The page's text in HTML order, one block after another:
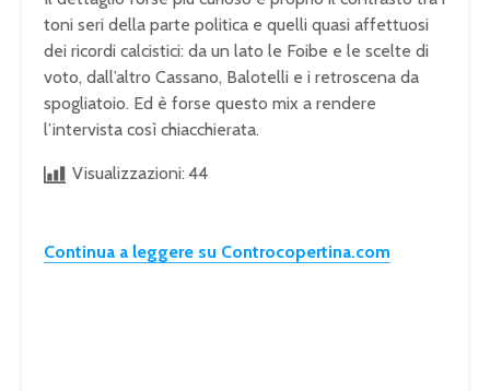
toni seri della parte politica e quelli quasi affettuosi
dei ricordi calcistici: da un lato le Foibe e le scelte di
voto, dall’altro Cassano, Balotelli e i retroscena da
spogliatoio. Ed è forse questo mix a rendere
l’intervista così chiacchierata.
Visualizzazioni: 44
Continua a leggere su Controcopertina.com